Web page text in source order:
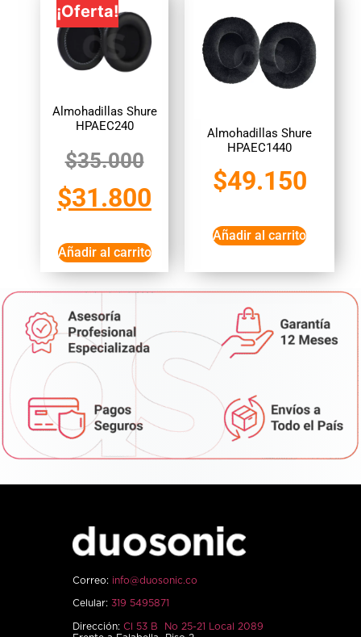
¡Oferta!
Almohadillas Shure
HPAEC240
$35.000
$31.800
Añadir al carrito
Almohadillas Shure
HPAEC1440
$49.150
Añadir al carrito
Correo: info@duosonic.co
Celular: 319 5495871
Dirección: Cl 53 B No 25-21 Local 2089